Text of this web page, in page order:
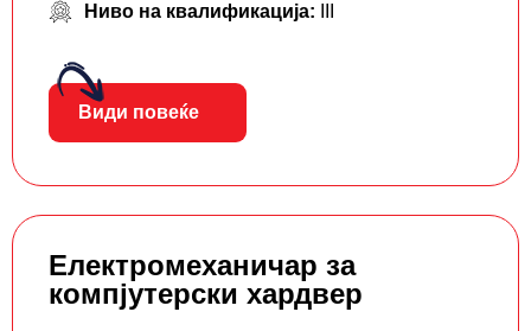
Ниво на квалификација:
Види повеќе
Електромеханичар за
компјутерски хардвер